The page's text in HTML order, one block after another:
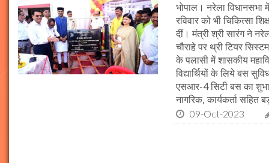
भोपाल। नरेला विधानसभा
रविवार को भी चिकित्सा
दीं। मंत्री श्री सारंग ने
चौराहे पर थ्री टियर
के पलासी में शासकीय
विद्यार्थियों के लिये बस
एसआर-4 सिटी बस का
नागरिक, कार्यकर्ता सहित
09-Oct-2023